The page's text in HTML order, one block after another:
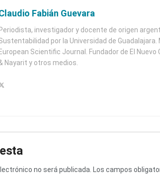
Fabián Guevara
Periodista, investigador y docente de origen
por la Universidad de
European Scientific Journal. Fundador de El
Nayarit y otros medios.
no será publicada. Los campos